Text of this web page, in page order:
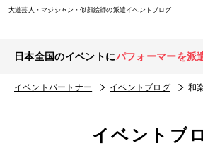
大道芸人・マジシャン・似顔絵師の派遣イベントブログ
日本全国のイベントにパフォーマーを派
イベントパートナー イベントブログ 和
イベントブ